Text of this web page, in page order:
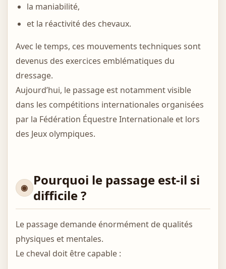
la maniabilité,
et la réactivité des chevaux.
Avec le temps, ces mouvements techniques sont
devenus des exercices emblématiques du
dressage.
Aujourd’hui, le passage est notamment visible
dans les compétitions internationales organisées
par la Fédération Équestre Internationale et lors
des Jeux olympiques.
Pourquoi le passage est-il si
difficile ?
Le passage demande énormément de qualités
physiques et mentales.
Le cheval doit être capable :